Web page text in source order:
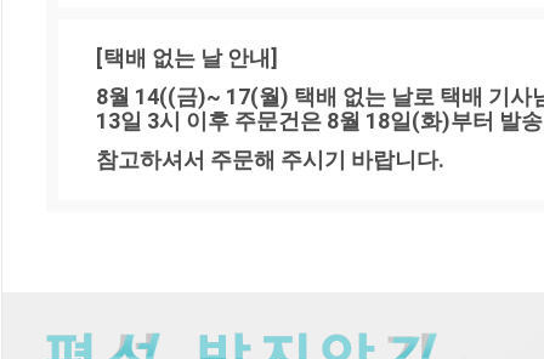
[택배 없는 날 안내]
8월 14((금)~ 17(월) 택배 없는 날로 택배 기사
13일 3시 이후 주문건은 8월 18일(화)부터 발
참고하셔서 주문해 주시기 바랍니다.